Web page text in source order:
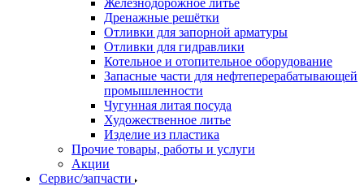
Железнодорожное литьё
Дренажные решётки
Отливки для запорной арматуры
Отливки для гидравлики
Котельное и отопительное оборудование
Запасные части для нефтеперерабатывающей
промышленности
Чугунная литая посуда
Художественное литье
Изделие из пластика
Прочие товары, работы и услуги
Акции
Сервис/запчасти